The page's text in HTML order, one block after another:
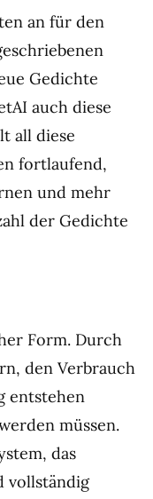
an für den
Gedichte
auch diese
all diese
fortlaufend,
und mehr
der Gedichte
Form. Durch
den Verbrauch
entstehen
müssen.
das
vollständig